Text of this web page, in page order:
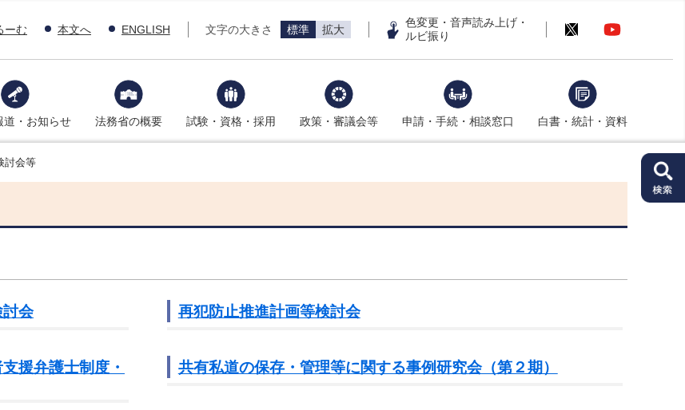
ーむ 本文へ ENGLISH 文字の大きさ 標準 拡大
色変更・音声読み上げ・
ルビ振り
道・お知らせ 法務省の概要 試験・資格・採用 政策・審議会等 申請・手続・相談窓口 白書・統計・資料
討会等
会 再犯防止推進計画等検討会
援弁護士制度・
共有私道の保存・管理等に関する事例研究会（第２期）